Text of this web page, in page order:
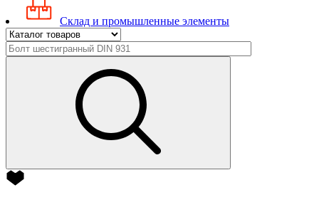
Склад и промышленные элементы